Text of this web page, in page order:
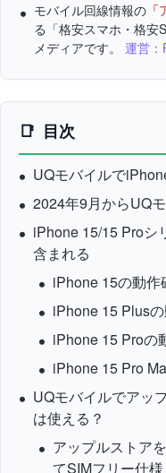
モバイル回線情報の
る「格安スマホ・格安
メディアです。 運営：
目次
UQモバイルで
2024年9月からUQ
iPhone 15/15 Proシ
含まれる
iPhone 15の動作
iPhone 15 Plus
iPhone 15 Proの
iPhone 15 Pro
UQモバイルでアッ
は使える？
アップルストア
てSIMフリー仕様